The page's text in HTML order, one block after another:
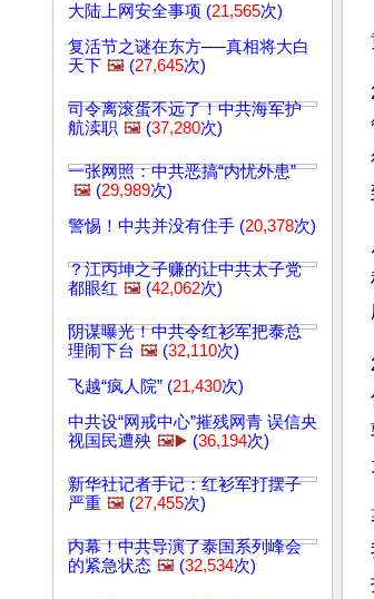
大陆上网安全事项 (21,565次)
复活节之谜在东方──真相将大白
天下 🖼️ (27,645次)
司令离滚蛋不远了！中共海军护
航渎职 🖼️ (37,280次)
一张网照：中共恶搞“内忧外患”
🖼️ (29,989次)
警惕！中共并没有住手 (20,378次)
？江丙坤之子赚的让中共太子党
都眼红 🖼️ (42,062次)
阴谋曝光！中共令红衫军把泰总
理闹下台 🖼️ (32,110次)
飞越“疯人院” (21,430次)
中共设“网戒中心”摧残网青 误信央
视国民遭殃 🖼️▶️ (36,194次)
新华社记者手记：红衫军打摆子
严重 🖼️ (27,455次)
内幕！中共导演了泰国系列峰会
的紧急状态 🖼️ (32,534次)